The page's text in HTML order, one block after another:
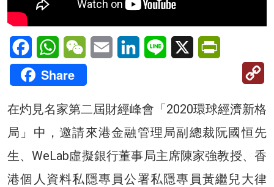
FacebookWhatsAppWeChatEmail LinkedInLine X
Share
在灼見名家第二屆財經峰會「2020環球經濟新格
局」中，邀請來港金融管理局副總裁阮國恒先
生、WeLab虛擬銀行董事局主席陳家強教授、香
港個人資料私隱專員公署私隱專員黃繼兒大律